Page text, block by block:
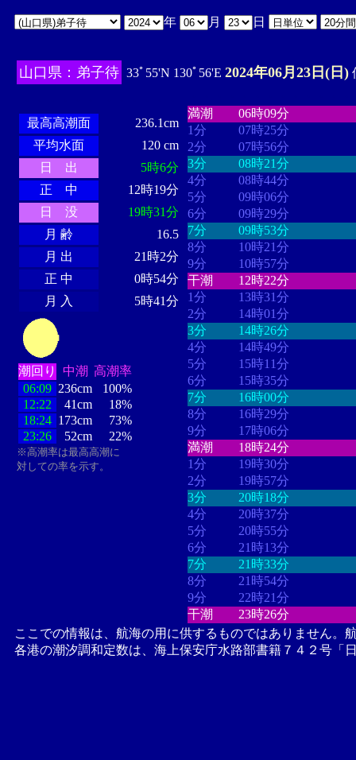
年 月 日
山口県：弟子待 33ﾟ55'N 130ﾟ56'E 2024年06月23日(日)
最高高潮面
236.1cm
平均水面
120 cm
日 出
5時6分
正 中
12時19分
日 没
19時31分
月 齢
16.5
月 出
21時2分
正 中
0時54分
月 入
5時41分
潮回り 中潮 高潮率
06:09 236cm
100%
12:22
41cm
18%
18:24 173cm
73%
23:26
52cm 22%
※高潮率は最高高潮に
対しての率を示す。
満潮
06時09分
1分
07時25分
2分
07時56分
3分
08時21分
4分
08時44分
5分
09時06分
6分
09時29分
7分
09時53分
8分
10時21分
9分
10時57分
干潮
12時22分
1分
13時31分
2分
14時01分
3分
14時26分
4分
14時49分
5分
15時11分
6分
15時35分
7分
16時00分
8分
16時29分
9分
17時06分
満潮
18時24分
1分
19時30分
2分
19時57分
3分
20時18分
4分
20時37分
5分
20時55分
6分
21時13分
7分
21時33分
8分
21時54分
9分
22時21分
干潮
23時26分
ここでの情報は、航海の用に供するものではありません。
各港の潮汐調和定数は、海上保安庁水路部書籍７４２号「